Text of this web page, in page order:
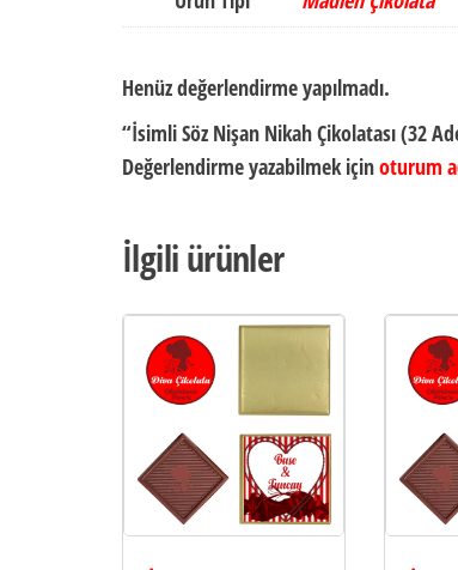
Henüz değerlendirme yapılmadı.
“İsimli Söz Nişan Nikah Çikolatası (32
Değerlendirme yazabilmek içinoturum
İlgili ürünler